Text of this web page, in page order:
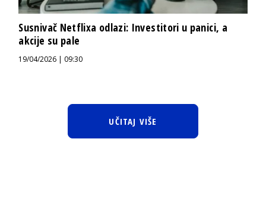
Susnivač Netflixa odlazi: Investitori u panici, a
akcije su pale
19/04/2026 | 09:30
UČITAJ VIŠE